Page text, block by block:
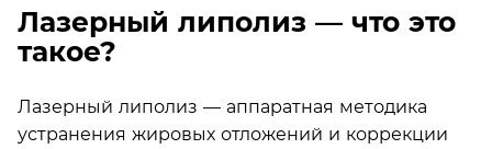
Лазерный липолиз — что это
такое?
Лазерный липолиз — аппаратная методика
устранения жировых отложений и коррекции